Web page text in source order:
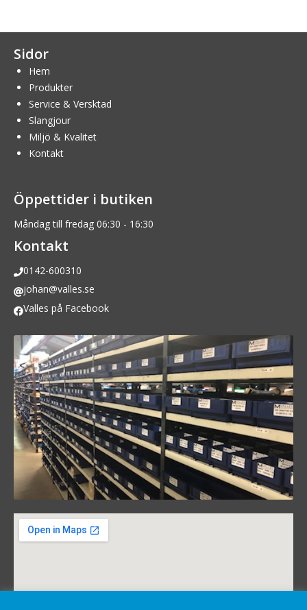
Sidor
Hem
Produkter
Service & Versktad
Slangjour
Miljö & Kvalitet
Kontakt
Öppettider i butiken
Måndag till fredag 06:30 - 16:30
Kontakt
0142-600310
johan@valles.se
Valles på Facebook